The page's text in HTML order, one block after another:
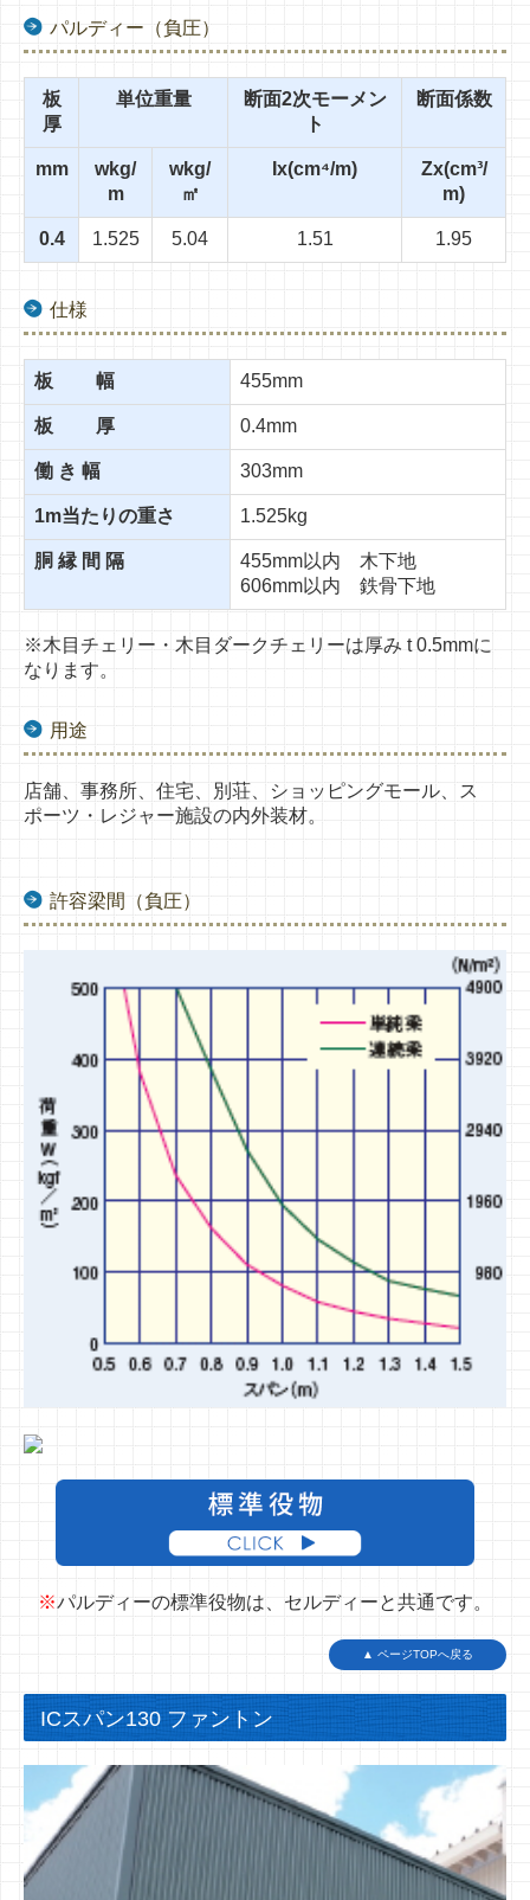
パルディー（負圧）
板
厚
単位重量
断面2次モーメン
ト
断面係数
mm
wkg/
m
wkg/
㎡
Ix(cm⁴/m)
Zx(cm³/
m)
0.4 1.525 5.04 1.51 1.95
仕様
板 幅 455mm
板 厚 0.4mm
働 き 幅 303mm
1m当たりの重さ 1.525kg
胴 縁 間 隔
455mm以内 木下地
606mm以内 鉄骨下地
※木目チェリー・木目ダークチェリーは厚み t 0.5mmに
なります。
用途
店舗、事務所、住宅、別荘、ショッピングモール、ス
ポーツ・レジャー施設の内外装材。
許容梁間（負圧）
※パルディーの標準役物は、セルディーと共通です。
▲ ページTOPへ戻る
ICスパン130 ファントン